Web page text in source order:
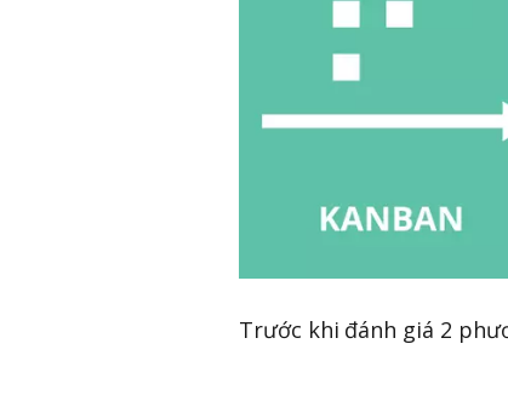
Trước khi đánh giá 2